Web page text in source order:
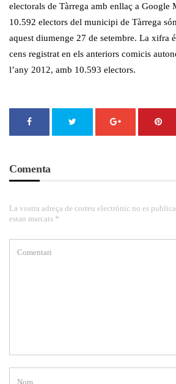
electorals de Tàrrega amb enllaç a Google
10.592 electors del municipi de Tàrrega
aquest diumenge 27 de setembre. La xifra
cens registrat en els anteriors comicis
l’any 2012, amb 10.593 electors.
Comenta
La vostra adreça de correu electrònic no es
estan marcats *